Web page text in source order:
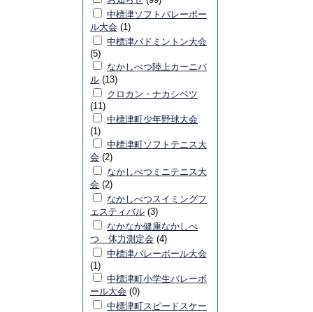
中標津ソフトバレーボー
ル大会 (1)
中標津バドミントン大会
(5)
なかしべつ陸上カーニバ
ル (13)
クロカン・ナカシベツ
(11)
中標津町少年野球大会
(1)
中標津町ソフトテニス大
会 (2)
なかしべつミニテニス大
会 (2)
なかしべつスイミングフ
ェスティバル (3)
なかなか健康なかしべ
つ 体力測定会 (4)
中標津バレーボール大会
(1)
中標津町小学生バレーボ
ール大会 (0)
中標津町スピードスケー